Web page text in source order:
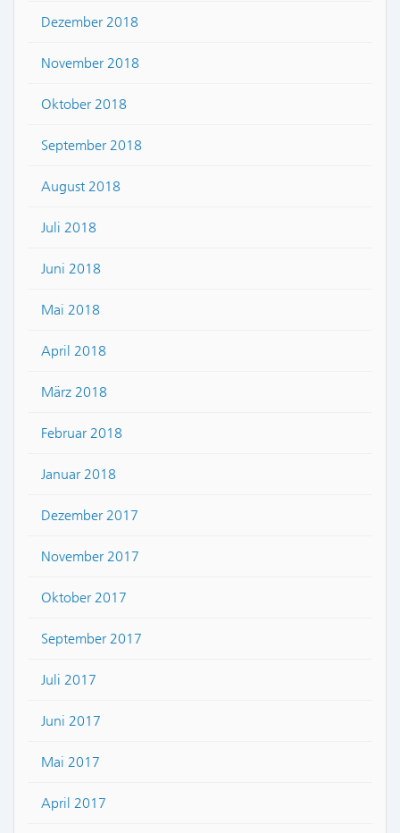
Dezember 2018
November 2018
Oktober 2018
September 2018
August 2018
Juli 2018
Juni 2018
Mai 2018
April 2018
März 2018
Februar 2018
Januar 2018
Dezember 2017
November 2017
Oktober 2017
September 2017
Juli 2017
Juni 2017
Mai 2017
April 2017